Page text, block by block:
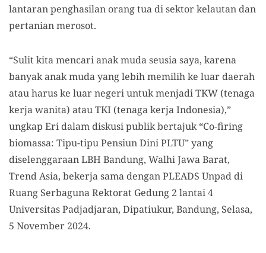
lantaran penghasilan orang tua di sektor kelautan dan
pertanian merosot.
“Sulit kita mencari anak muda seusia saya, karena
banyak anak muda yang lebih memilih ke luar daerah
atau harus ke luar negeri untuk menjadi TKW (tenaga
kerja wanita) atau TKI (tenaga kerja Indonesia),”
ungkap Eri dalam diskusi publik bertajuk “Co-firing
biomassa: Tipu-tipu Pensiun Dini PLTU” yang
diselenggaraan LBH Bandung, Walhi Jawa Barat,
Trend Asia, bekerja sama dengan PLEADS Unpad di
Ruang Serbaguna Rektorat Gedung 2 lantai 4
Universitas Padjadjaran, Dipatiukur, Bandung, Selasa,
5 November 2024.